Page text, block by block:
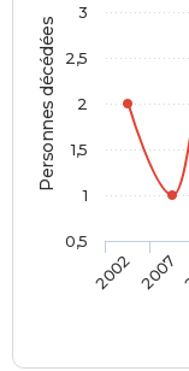
Personnes décédées
2002 2007
0,5
1
1,5
2
2,5
3